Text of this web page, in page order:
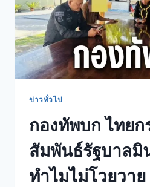
ข่าวทั่วไป
กองทัพบก ไทย
สัมพันธ์รัฐบาลมิ
ทำไมไม่โวยวาย